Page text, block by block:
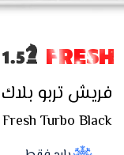
FRESH
فريش تربو بلاك
Fresh Turbo Black